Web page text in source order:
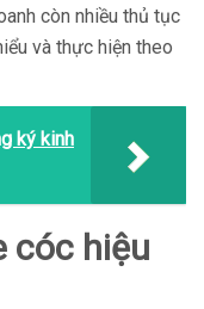
còn nhiều thủ tục
và thực hiện theo
ký kinh
cóc hiệu